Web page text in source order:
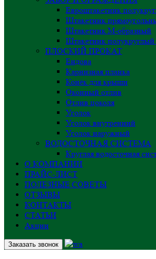
Евроштакетник
Штакетник
Штакетник М-образный
Штакетник полукруглый
ПЛОСКИЙ ПРОКАТ
Ендова
Карнизная планка
Конёк для крыши
Оконный отлив
Отлив цоколя
Уголок
Уголок внутренний
Уголок наружный
ВОДОСТОЧНАЯ СИСТЕМА
Круглая водосточная
О КОМПАНИИ
ПРАЙС-ЛИСТ
ПОЛЕЗНЫЕ СОВЕТЫ
ОТЗЫВЫ
КОНТАКТЫ
СТАТЬИ
Акции
Заказать звонок